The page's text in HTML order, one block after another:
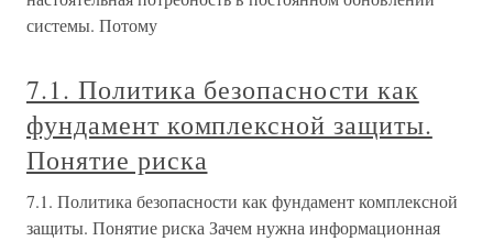
системы. Потому
7.1. Политика безопасности как
фундамент комплексной защиты.
Понятие риска
7.1. Политика безопасности как фундамент комплексной
защиты. Понятие риска Зачем нужна информационная